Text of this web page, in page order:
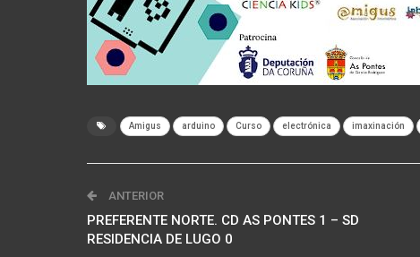
Amigus arduino Curso electrónica imaxinación
ANTERIOR
PREFERENTE NORTE. CD AS PONTES 1 – SD
RESIDENCIA DE LUGO 0